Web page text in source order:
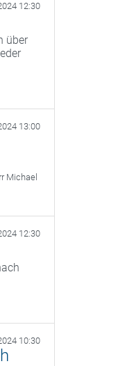
12:30
über
13:00
Michael
12:30
10:30